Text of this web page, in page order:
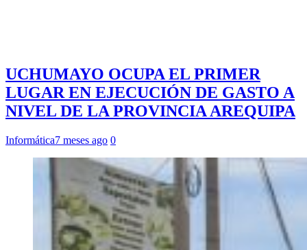
UCHUMAYO OCUPA EL PRIMER
LUGAR EN EJECUCIÓN DE GASTO A
NIVEL DE LA PROVINCIA AREQUIPA
Informática7 meses ago 0